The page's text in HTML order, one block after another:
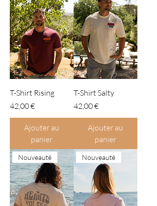
T-Shirt Rising
Prix
42,00 €
Ajouter au
panier
T-Shirt Salty
Prix
42,00 €
Ajouter au
panier
Nouveauté Nouveauté